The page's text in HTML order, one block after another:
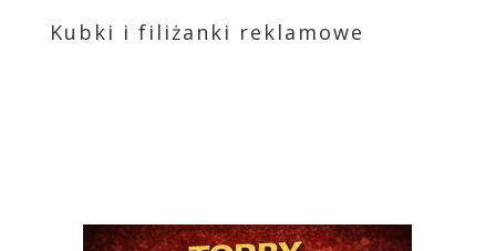
Kubki i filiżanki reklamowe